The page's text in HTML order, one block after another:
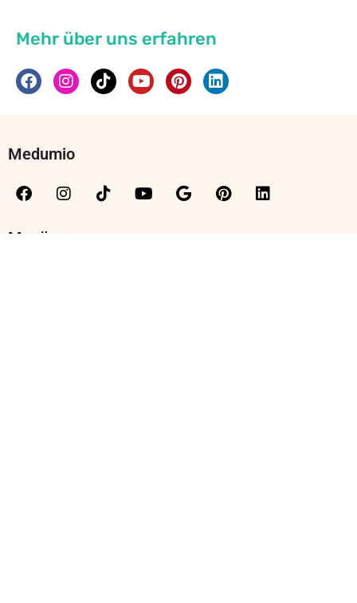
Mehr über uns erfahren
Medumio
Menü